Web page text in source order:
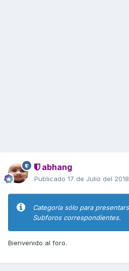
abhang
Publicado 17 de Julio del 2018
Categoría sólo para
Subforos correspondientes.
Bienvenido al foro.